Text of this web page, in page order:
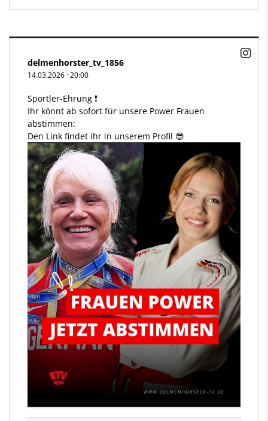
delmenhorster_tv_1856
14.03.2026 ·20:00
Sportler-Ehrung ❗️
Ihr könnt ab sofort für unsere Power Frauen
abstimmen:
Den Link findet ihr in unserem Profil 😎